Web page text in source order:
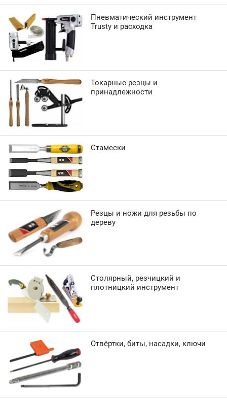
Пневматический инструмент
Trusty и расходка
Токарные резцы и
принадлежности
Стамески
Резцы и ножи для резьбы по
дереву
Столярный, резчицкий и
плотницкий инструмент
Отвёртки, биты, насадки, ключи